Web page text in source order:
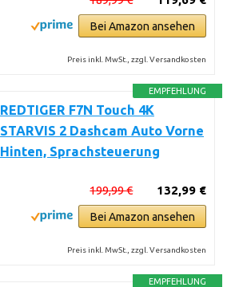
Bei Amazon ansehen
Preis inkl. MwSt., zzgl. Versandkosten
EMPFEHLUNG
REDTIGER F7N Touch 4K
STARVIS 2 Dashcam Auto Vorne
Hinten, Sprachsteuerung
132,99 €
199,99 €
Bei Amazon ansehen
Preis inkl. MwSt., zzgl. Versandkosten
EMPFEHLUNG